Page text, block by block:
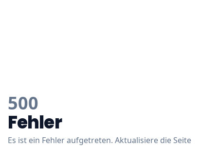
500
Fehler
Es ist ein Fehler aufgetreten. Aktualisiere die Seite